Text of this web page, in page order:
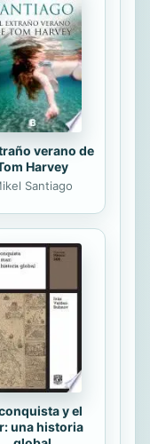
tesoro literario
de colección
seguidores.
verano de
Harvey
Santiago
y el
una historia